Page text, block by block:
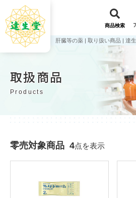
商品検索
肝臓等の薬 | 取り扱い商品 | 達
取扱商品
Products
零売対象商品 4点を表示